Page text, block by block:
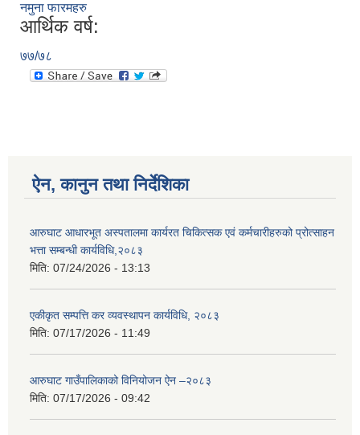
नमुना फारमहरु
आर्थिक वर्ष:
७७/७८
ऐन, कानुन तथा निर्देशिका
आरुघाट आधारभूत अस्पतालमा कार्यरत चिकित्सक एवं कर्मचारीहरुको प्रोत्साहन
भत्ता सम्बन्धी कार्यविधि,२०८३
मिति: 07/24/2026 - 13:13
एकीकृत सम्पत्ति कर व्यवस्थापन कार्यविधि, २०८३
मिति: 07/17/2026 - 11:49
आरुघाट गाउँपालिकाको विनियोजन ऐन –२०८३
मिति: 07/17/2026 - 09:42